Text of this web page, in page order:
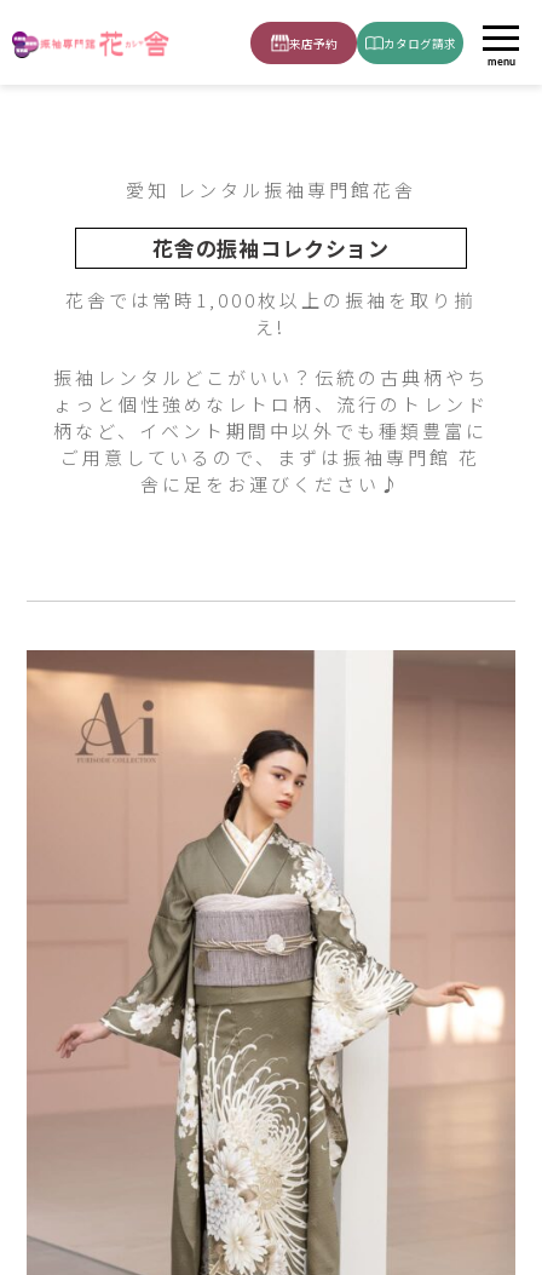
来店予約 カタログ請求
menu
愛知 レンタル振袖専門館花舎
花舎の振袖コレクション
花舎では常時1,000枚以上の振袖を取り揃
え!
振袖レンタルどこがいい？伝統の古典柄やち
ょっと個性強めなレトロ柄、流行のトレンド
柄など、イベント期間中以外でも種類豊富に
ご用意しているので、まずは振袖専門館 花
舎に足をお運びください♪